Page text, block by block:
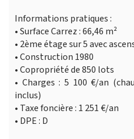
Informations pratiques :
• Surface Carrez : 66,46 m²
• 2ème étage sur 5 avec
• Construction 1980
• Copropriété de 850 lots
• Charges : 5 100 €/an
inclus)
• Taxe foncière : 1 251 €/an
• DPE : D